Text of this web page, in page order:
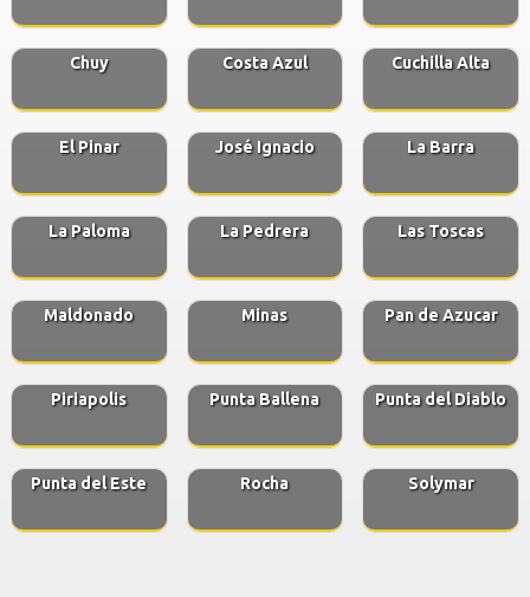
Chuy Costa Azul Cuchilla Alta
El Pinar José Ignacio La Barra
La Paloma La Pedrera Las Toscas
Maldonado Minas Pan de Azucar
Piriapolis Punta Ballena Punta del Diablo
Punta del Este Rocha Solymar